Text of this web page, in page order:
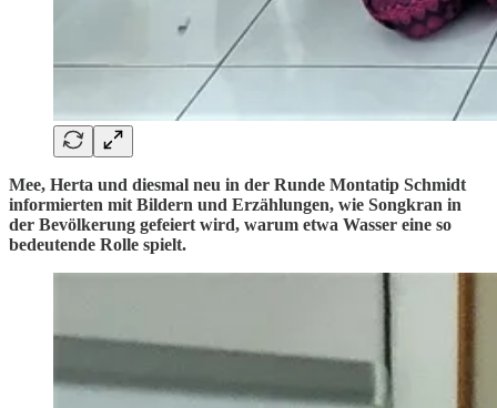
Mee, Herta und diesmal neu in der Runde Montatip Schmidt
informierten mit Bildern und Erzählungen, wie Songkran in
der Bevölkerung gefeiert wird, warum etwa Wasser eine so
bedeutende Rolle spielt.